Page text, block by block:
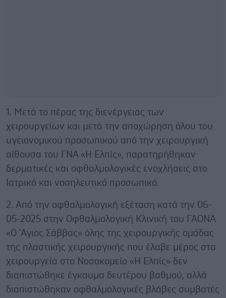
1. Μετά το πέρας της διενέργειας των
χειρουργείων και μετά την αποχώρηση όλου του
υγειονομικού προσωπικού από την χειρουργική
αίθουσα του ΓΝΑ «Η Ελπίς», παρατηρήθηκαν
δερματικές και οφθαλμολογικές ενοχλήσεις στο
Ιατρικό και νοσηλευτικό προσωπικό.
2. Από την οφθαλμολογική εξέταση κατά την 06-
05-2025 στην Οφθαλμολογική Κλινική του ΓΑΟΝΑ
«Ο 'Αγιος Σάββας» όλης της χειρουργικής ομάδας
της πλαστικής χειρουργικής που έλαβε μέρος στα
χειρουργεία στο Νοσοκομείο «Η Ελπίς» δεν
διαπιστώθηκε έγκαυμα δευτέρου βαθμού, αλλά
διαπιστώθηκαν οφθαλμολογικές βλάβες συμβατές